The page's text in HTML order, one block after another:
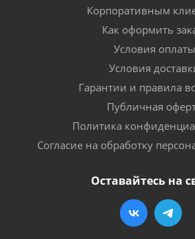
Корпоративным
Как оформить
Условия оплаты
Условия
Гарантии и правила
Публичная
Политика
Согласие на обработку
Оставайтесь на